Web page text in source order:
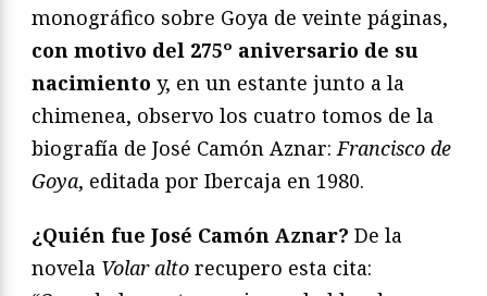
monográfico sobre Goya de veinte páginas,
con motivo del 275º aniversario de su
nacimiento y, en un estante junto a la
chimenea, observo los cuatro tomos de la
biografía de José Camón Aznar:Francisco de
Goya, editada por Ibercaja en 1980.
¿Quién fue José Camón Aznar? De la
novela Volar alto recupero esta cita: